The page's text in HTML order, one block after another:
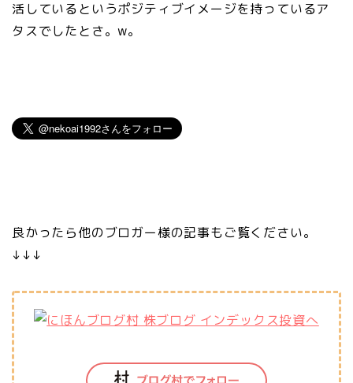
活しているというポジティブイメージを持っているア
タスでしたとさ。w。
良かったら他のブロガー様の記事もご覧ください。
↓↓↓